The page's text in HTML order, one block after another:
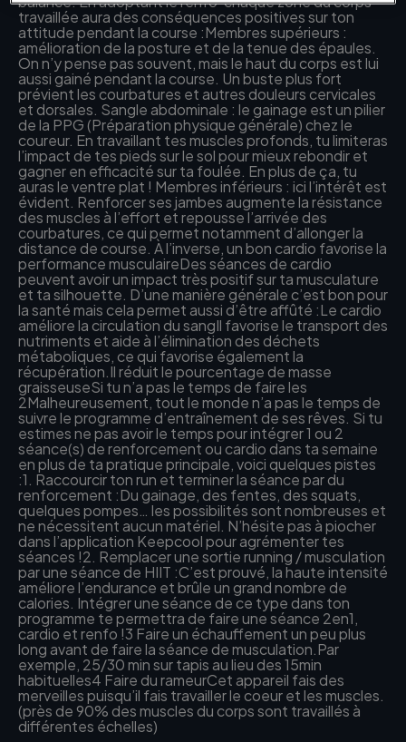
travaillée aura des conséquences positives sur ton
attitude pendant la course :Membres supérieurs :
amélioration de la posture et de la tenue des épaules.
On n’y pense pas souvent, mais le haut du corps est lui
aussi gainé pendant la course. Un buste plus fort
prévient les courbatures et autres douleurs cervicales
et dorsales. Sangle abdominale : le gainage est un pilier
de la PPG (Préparation physique générale) chez le
coureur. En travaillant tes muscles profonds, tu limiteras
l’impact de tes pieds sur le sol pour mieux rebondir et
gagner en efficacité sur ta foulée. En plus de ça, tu
auras le ventre plat ! Membres inférieurs : ici l’intérêt est
évident. Renforcer ses jambes augmente la résistance
des muscles à l’effort et repousse l’arrivée des
courbatures, ce qui permet notamment d’allonger la
distance de course. À l’inverse, un bon cardio favorise la
performance musculaireDes séances de cardio
peuvent avoir un impact très positif sur ta musculature
et ta silhouette. D’une manière générale c’est bon pour
la santé mais cela permet aussi d’être affûté :Le cardio
améliore la circulation du sangIl favorise le transport des
nutriments et aide à l’élimination des déchets
métaboliques, ce qui favorise également la
récupération.Il réduit le pourcentage de masse
graisseuseSi tu n’a pas le temps de faire les
2Malheureusement, tout le monde n’a pas le temps de
suivre le programme d’entraînement de ses rêves. Si tu
estimes ne pas avoir le temps pour intégrer 1 ou 2
séance(s) de renforcement ou cardio dans ta semaine
en plus de ta pratique principale, voici quelques pistes
:1. Raccourcir ton run et terminer la séance par du
renforcement :Du gainage, des fentes, des squats,
quelques pompes… les possibilités sont nombreuses et
ne nécessitent aucun matériel. N’hésite pas à piocher
dans l’application Keepcool pour agrémenter tes
séances !2. Remplacer une sortie running / musculation
par une séance de HIIT :C’est prouvé, la haute intensité
améliore l’endurance et brûle un grand nombre de
calories. Intégrer une séance de ce type dans ton
programme te permettra de faire une séance 2en1,
cardio et renfo !3 Faire un échauffement un peu plus
long avant de faire la séance de musculation.Par
exemple, 25/30 min sur tapis au lieu des 15min
habituelles4 Faire du rameurCet appareil fais des
merveilles puisqu’il fais travailler le coeur et les muscles.
(près de 90% des muscles du corps sont travaillés à
différentes échelles)